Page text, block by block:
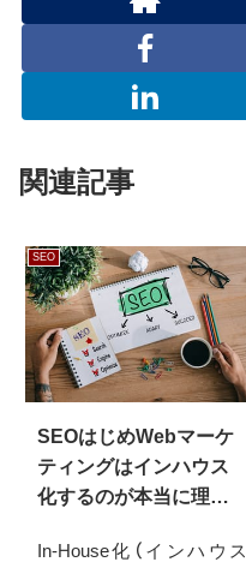
関連記事
SEO
SEOはじめWebマーケ
ティングはインハウス
化するのが本当に理想
In-House化（インハウス